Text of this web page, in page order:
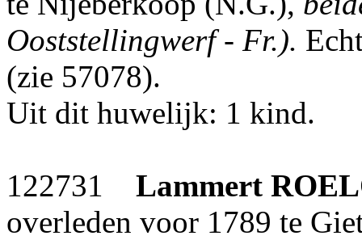
Ooststellingwerf - Fr.).
(zie 57078).
Uit dit huwelijk: 1 kind.
122731 Lammert
overleden voor 1789 te